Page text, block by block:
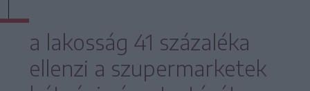
a lakosság 41 százaléka
ellenzi a szupermarketek